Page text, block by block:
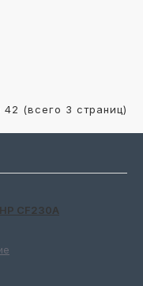
(всего 3 страниц)
CF230A